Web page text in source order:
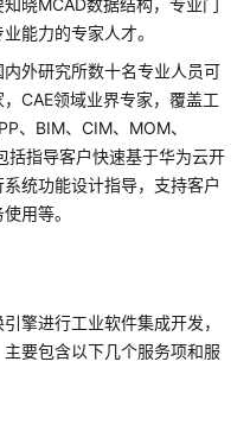
晓MCAD数据结构，专业门
能力的专家人才。
外研究所数十名专业人员可
CAE领域业界专家，覆盖工
、BIM、CIM、MOM、
括指导客户快速基于华为云开
统功能设计指导，支持客户
用等。
擎进行工业软件集成开发，
要包含以下几个服务项和服